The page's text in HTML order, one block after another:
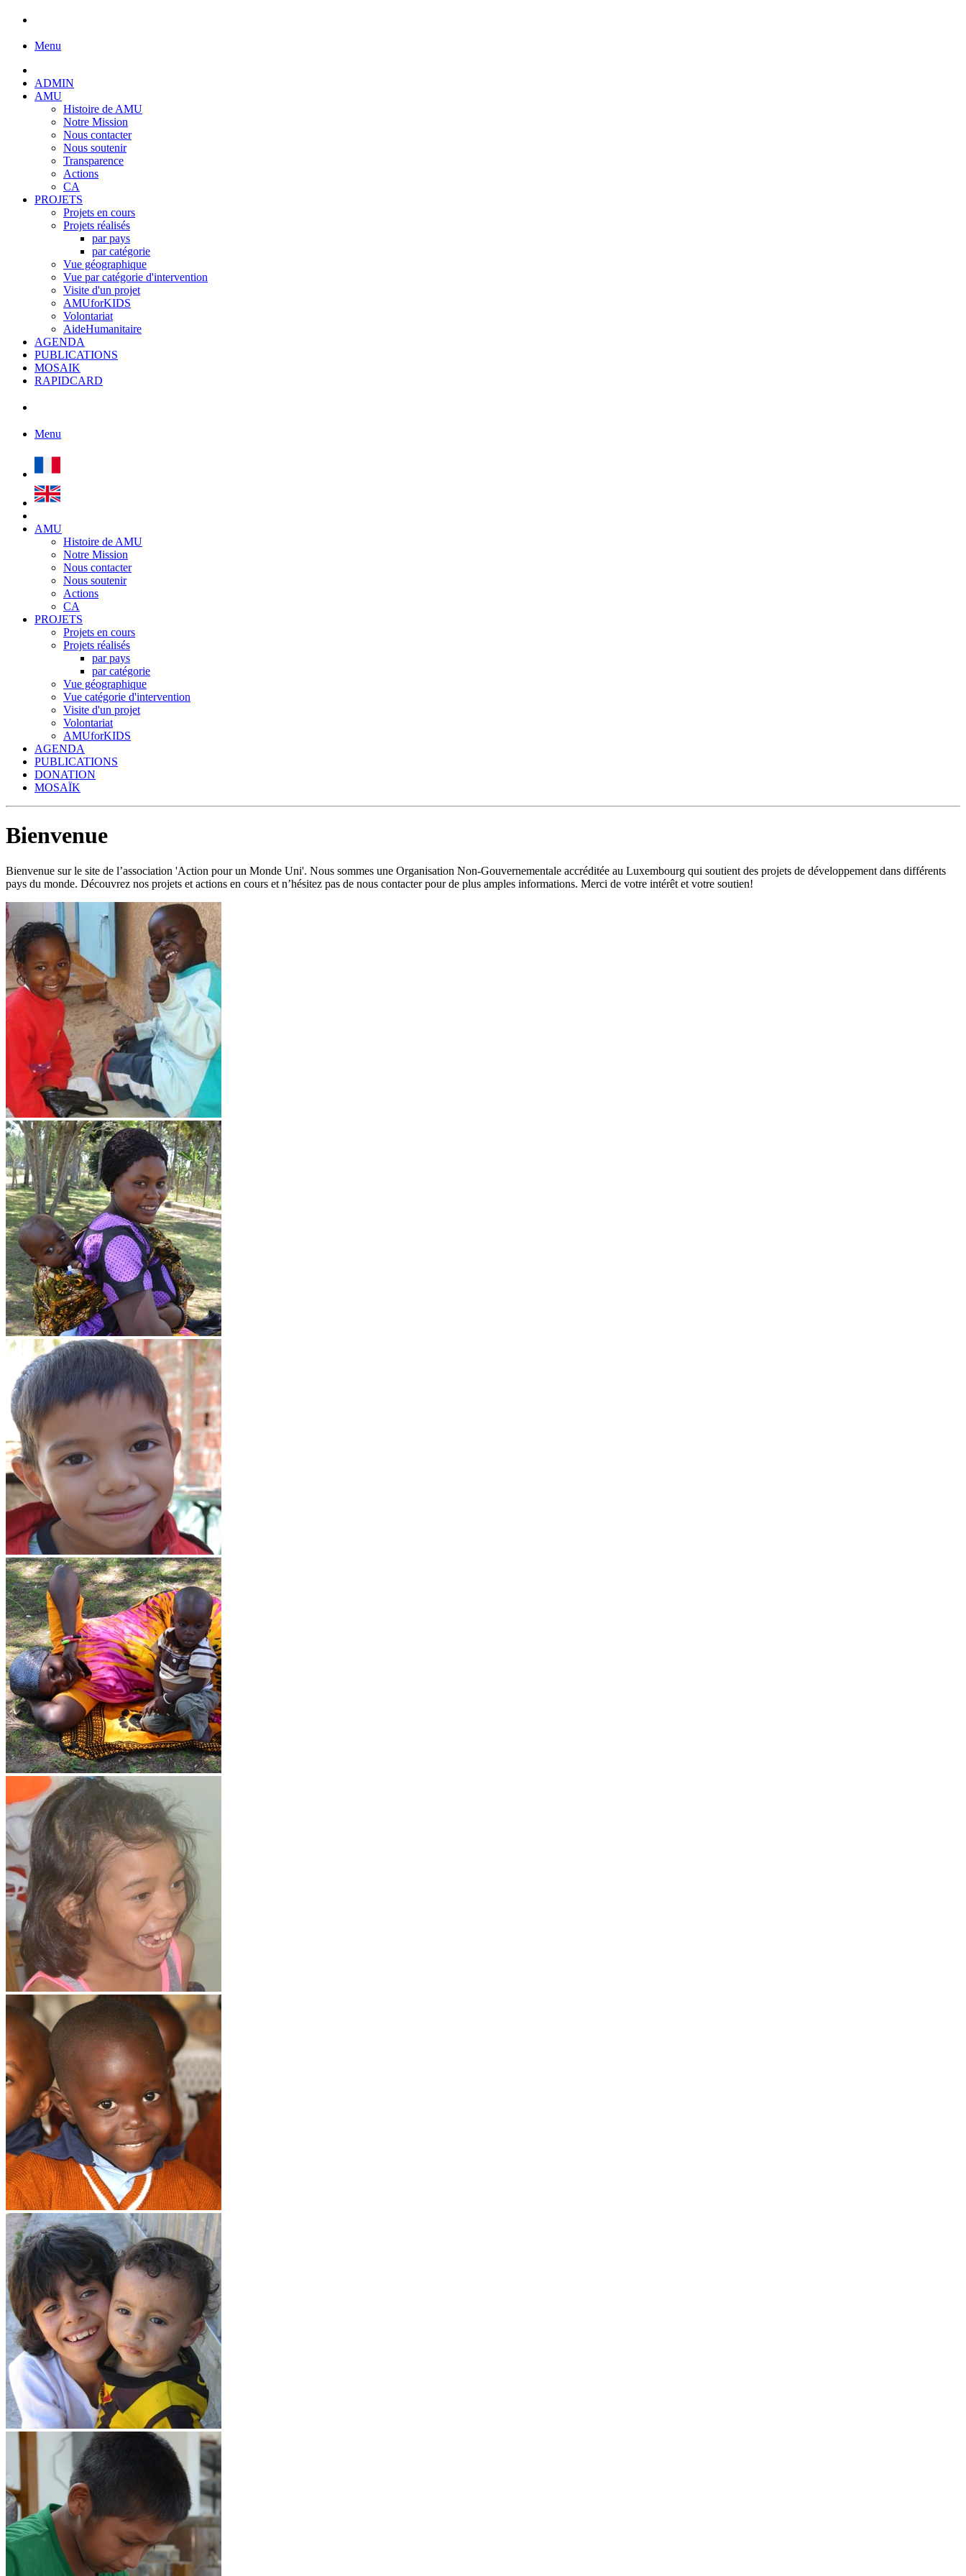
Menu
ADMIN
AMU
Histoire de AMU
Notre Mission
Nous contacter
Nous soutenir
Transparence
Actions
CA
PROJETS
Projets en cours
Projets réalisés
par pays
par catégorie
Vue géographique
Vue par catégorie d'intervention
Visite d'un projet
AMUforKIDS
Volontariat
AideHumanitaire
AGENDA
PUBLICATIONS
MOSAIK
RAPIDCARD
Menu
AMU
Histoire de AMU
Notre Mission
Nous contacter
Nous soutenir
Actions
CA
PROJETS
Projets en cours
Projets réalisés
par pays
par catégorie
Vue géographique
Vue catégorie d'intervention
Visite d'un projet
Volontariat
AMUforKIDS
AGENDA
PUBLICATIONS
DONATION
MOSAÏK
Bienvenue
Bienvenue sur le site de l’association 'Action pour un Monde Uni'. Nous sommes une Organisation Non-Gouvernementale accréditée au Luxembourg qui soutient des projets de développement dans différents
pays du monde. Découvrez nos projets et actions en cours et n’hésitez pas de nous contacter pour de plus amples informations. Merci de votre intérêt et votre soutien!